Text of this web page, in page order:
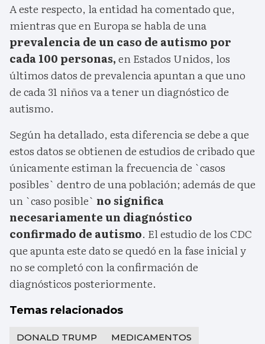
A este respecto, la entidad ha comentado que,
mientras que en Europa se habla de una
prevalencia de un caso de autismo por
cada 100 personas,en Estados Unidos, los
últimos datos de prevalencia apuntan a que uno
de cada 31 niños va a tener un diagnóstico de
autismo.
Según ha detallado, esta diferencia se debe a que
estos datos se obtienen de estudios de cribado que
únicamente estiman la frecuencia de `casos
posibles` dentro de una población; además de que
un `caso posible` no significa
necesariamente un diagnóstico
confirmado de autismo. El estudio de los CDC
que apunta este dato se quedó en la fase inicial y
no se completó con la confirmación de
diagnósticos posteriormente.
Temas relacionados
DONALD TRUMP
MEDICAMENTOS